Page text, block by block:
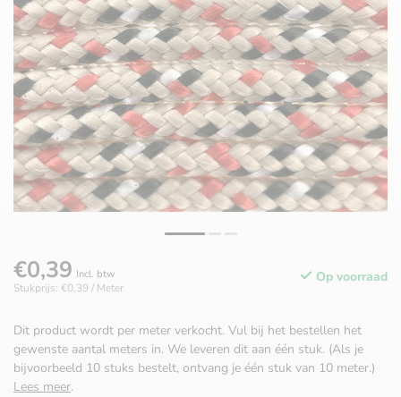
€0,39 Incl. btw
Stukprijs: €0,39 / Meter
Op voorraad
Dit product wordt per meter verkocht. Vul bij het bestellen het
gewenste aantal meters in. We leveren dit aan één stuk. (Als je
bijvoorbeeld 10 stuks bestelt, ontvang je één stuk van 10 meter.)
Lees meer.